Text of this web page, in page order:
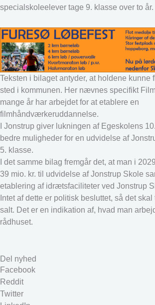
specialskoleelever tage 9. klasse over to år.
Teksten i bilaget antyder, at holdene kunne
sted i kommunen. Her nævnes specifikt
mange år har arbejdet for at etablere en
filmhåndværkeruddannelse.
I Jonstrup giver lukningen af Egeskolens
bedre muligheder for en udvidelse af
5. klasse.
I det samme bilag fremgår det, at man i
39 mio. kr. til udvidelse af Jonstrup Skole
etablering af idrætsfaciliteter ved Jonstrup
Intet af dette er politisk besluttet, så det
salt. Det er en indikation af, hvad man
rådhuset.
Del nyhed
Facebook
Reddit
Twitter